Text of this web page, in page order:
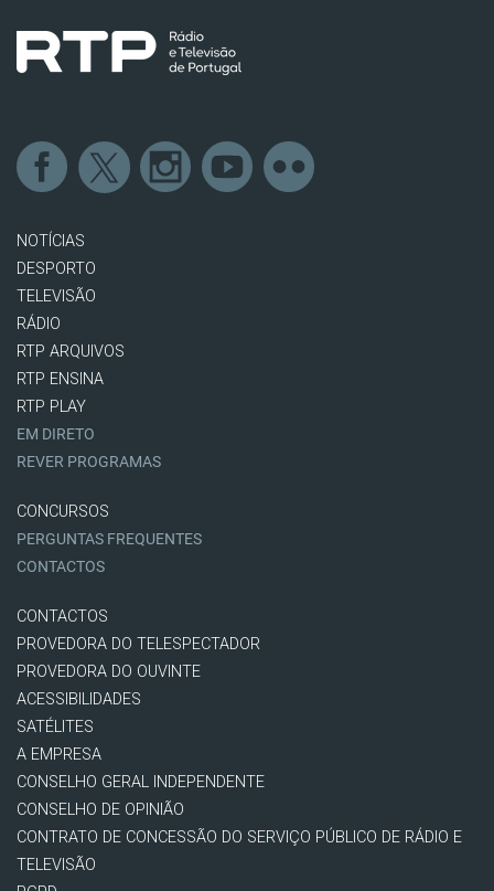
NOTÍCIAS
DESPORTO
TELEVISÃO
RÁDIO
RTP ARQUIVOS
RTP ENSINA
RTP PLAY
EM DIRETO
REVER PROGRAMAS
CONCURSOS
PERGUNTAS FREQUENTES
CONTACTOS
CONTACTOS
PROVEDORA DO TELESPECTADOR
PROVEDORA DO OUVINTE
ACESSIBILIDADES
SATÉLITES
A EMPRESA
CONSELHO GERAL INDEPENDENTE
CONSELHO DE OPINIÃO
CONTRATO DE CONCESSÃO DO SERVIÇO PÚBLICO DE RÁDIO E
TELEVISÃO